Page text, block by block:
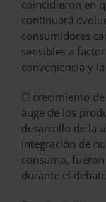
coincidieron en
continuará
consumidores
sensibles a
conveniencia y
El crecimiento
auge de los
desarrollo de la
integración de
consumo,
durante el